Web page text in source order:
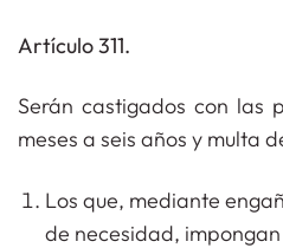
Artículo 311.
Serán castigados con las
meses a seis años y multa
Los que, mediante
de necesidad,